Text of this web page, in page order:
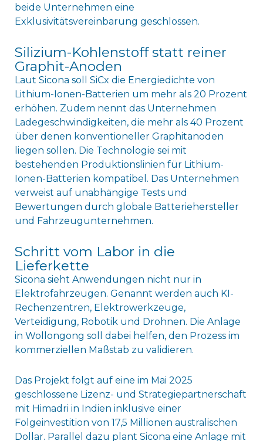
beide Unternehmen eine
Exklusivitätsvereinbarung geschlossen.
Silizium-Kohlenstoff statt reiner
Graphit-Anoden
Laut Sicona soll SiCx die Energiedichte von
Lithium-Ionen-Batterien um mehr als 20 Prozent
erhöhen. Zudem nennt das Unternehmen
Ladegeschwindigkeiten, die mehr als 40 Prozent
über denen konventioneller Graphitanoden
liegen sollen. Die Technologie sei mit
bestehenden Produktionslinien für Lithium-
Ionen-Batterien kompatibel. Das Unternehmen
verweist auf unabhängige Tests und
Bewertungen durch globale Batteriehersteller
und Fahrzeugunternehmen.
Schritt vom Labor in die
Lieferkette
Sicona sieht Anwendungen nicht nur in
Elektrofahrzeugen. Genannt werden auch KI-
Rechenzentren, Elektrowerkzeuge,
Verteidigung, Robotik und Drohnen. Die Anlage
in Wollongong soll dabei helfen, den Prozess im
kommerziellen Maßstab zu validieren.
Das Projekt folgt auf eine im Mai 2025
geschlossene Lizenz- und Strategiepartnerschaft
mit Himadri in Indien inklusive einer
Folgeinvestition von 17,5 Millionen australischen
Dollar. Parallel dazu plant Sicona eine Anlage mit